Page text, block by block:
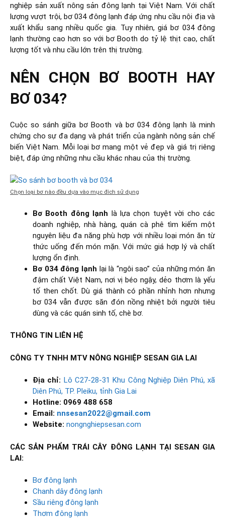
nghiệp sản xuất nông sản đông lạnh tại Việt Nam. Với chất
lượng vượt trội, bơ 034 đông lạnh đáp ứng nhu cầu nội địa và
xuất khẩu sang nhiều quốc gia. Tuy nhiên, giá bơ 034 đông
lạnh thường cao hơn so với bơ Booth do tỷ lệ thịt cao, chất
lượng tốt và nhu cầu lớn trên thị trường.
NÊN CHỌN BƠ BOOTH HAY
BƠ 034?
Cuộc so sánh giữa bơ Booth và bơ 034 đông lạnh là minh
chứng cho sự đa dạng và phát triển của ngành nông sản chế
biến Việt Nam. Mỗi loại bơ mang một vẻ đẹp và giá trị riêng
biệt, đáp ứng những nhu cầu khác nhau của thị trường.
Chọn loại bơ nào đều dựa vào mục đích sử dụng
Bơ Booth đông lạnh là lựa chọn tuyệt vời cho các
doanh nghiệp, nhà hàng, quán cà phê tìm kiếm một
nguyên liệu đa năng phù hợp với nhiều loại món ăn từ
thức uống đến món mặn. Với mức giá hợp lý và chất
lượng ổn định.
Bơ 034 đông lạnh lại là “ngôi sao” của những món ăn
đậm chất Việt Nam, nơi vị béo ngậy, dẻo thơm là yếu
tố then chốt. Dù giá thành có phần nhỉnh hơn nhưng
bơ 034 vẫn được săn đón nồng nhiệt bởi người tiêu
dùng và các quán sinh tố, chè bơ.
THÔNG TIN LIÊN HỆ
CÔNG TY TNHH MTV NÔNG NGHIỆP SESAN GIA LAI
Địa chỉ: Lô C27-28-31 Khu Công Nghiệp Diên Phú, xã
Diên Phú, TP. Pleiku, tỉnh Gia Lai
Hotline: 0969 488 658
Email: nnsesan2022@gmail.com
Website: nongnghiepsesan.com
CÁC SẢN PHẨM TRÁI CÂY ĐÔNG LẠNH TẠI SESAN GIA
LAI:
Bơ đông lạnh
Chanh dây đông lạnh
Sầu riêng đông lạnh
Thơm đông lạnh